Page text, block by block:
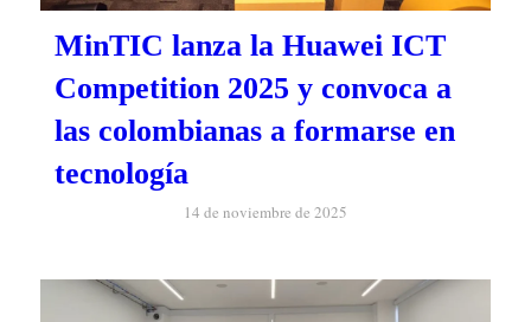
MinTIC lanza la Huawei ICT
Competition 2025 y convoca a
las colombianas a formarse en
tecnología
14 de noviembre de 2025